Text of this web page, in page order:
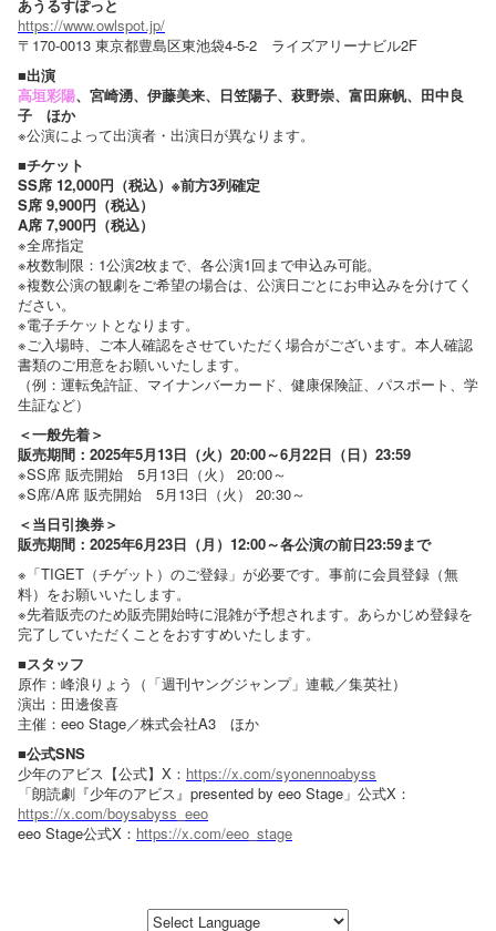
あうるすぽっと
https://www.owlspot.jp/
〒170-0013 東京都豊島区東池袋4-5-2 ライズアリーナビル2F
■出演
高垣彩陽、宮崎湧、伊藤美来、日笠陽子、萩野崇、富田麻帆、田中良
子 ほか
※公演によって出演者・出演日が異なります。
■チケット
SS席 12,000円（税込）※前方3列確定
S席 9,900円（税込）
A席 7,900円（税込）
※全席指定
※枚数制限：1公演2枚まで、各公演1回まで申込み可能。
※複数公演の観劇をご希望の場合は、公演日ごとにお申込みを分けてく
ださい。
※電子チケットとなります。
※ご入場時、ご本人確認をさせていただく場合がございます。本人確認
書類のご用意をお願いいたします。
（例：運転免許証、マイナンバーカード、健康保険証、パスポート、学
生証など）
＜一般先着＞
販売期間：2025年5月13日（火）20:00～6月22日（日）23:59
※SS席 販売開始 5月13日（火） 20:00～
※S席/A席 販売開始 5月13日（火） 20:30～
＜当日引換券＞
販売期間：2025年6月23日（月）12:00～各公演の前日23:59まで
※「TIGET（チゲット）のご登録」が必要です。事前に会員登録（無
料）をお願いいたします。
※先着販売のため販売開始時に混雑が予想されます。あらかじめ登録を
完了していただくことをおすすめいたします。
■スタッフ
原作：峰浪りょう（「週刊ヤングジャンプ」連載／集英社）
演出：田邊俊喜
主催：eeo Stage／株式会社A3 ほか
■公式SNS
少年のアビス【公式】X： https://x.com/syonennoabyss
「朗読劇『少年のアビス』presented by eeo Stage」公式X：
https://x.com/boysabyss_eeo
eeo Stage公式X： https://x.com/eeo_stage